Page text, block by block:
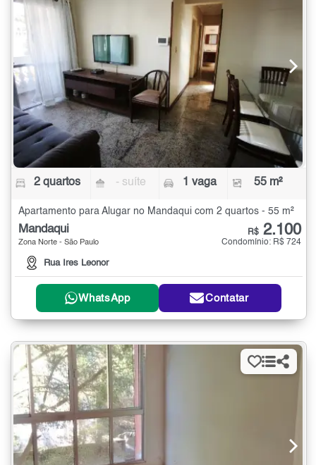
2 quartos - suíte 1 vaga 55 m²
Apartamento para Alugar no Mandaqui com 2 quartos - 55 m²
Mandaqui
Zona Norte - São Paulo
Rua Ires Leonor
R$ 2.100
Condomínio: R$ 724
WhatsApp Contatar